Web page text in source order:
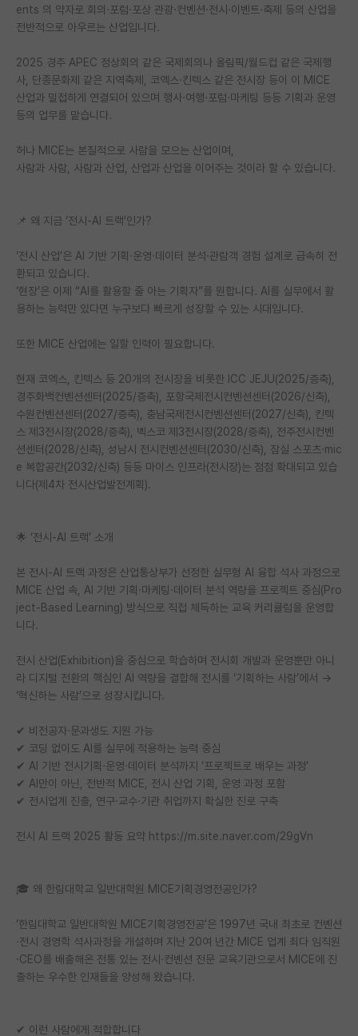
ents 의 약자로 회의·포럼·포상 관광·컨벤션·전시·이벤트·축제 등의 산업을
전반적으로 아우르는 산업입니다.
2025 경주 APEC 정상회의 같은 국제회의나 올림픽/월드컵 같은 국제행
사, 단종문화제 같은 지역축제, 코엑스·킨텍스 같은 전시장 등이 이 MICE
산업과 밀접하게 연결되어 있으며 행사·여행·포럼·마케팅 등등 기획과 운영
등의 업무를 맡습니다.
허나 MICE는 본질적으로 사람을 모으는 산업이며,
사람과 사람, 사람과 산업, 산업과 산업을 이어주는 것이라 할 수 있습니다.
📌 왜 지금 ‘전시-AI 트랙’인가?
‘전시 산업’은 AI 기반 기획·운영·데이터 분석·관람객 경험 설계로 급속히 전
환되고 있습니다.
‘현장’은 이제 “AI를 활용할 줄 아는 기획자”를 원합니다. AI를 실무에서 활
용하는 능력만 있다면 누구보다 빠르게 성장할 수 있는 시대입니다.
또한 MICE 산업에는 일할 인력이 필요합니다.
현재 코엑스, 킨텍스 등 20개의 전시장을 비롯한 ICC JEJU(2025/증축),
경주화백컨벤션센터(2025/증축), 포항국제전시컨벤션센터(2026/신축),
수원컨벤션센터(2027/증축), 충남국제전시컨벤션센터(2027/신축), 킨텍
스 제3전시장(2028/증축), 벡스코 제3전시장(2028/증축), 전주전시컨벤
션센터(2028/신축), 성남시 전시컨벤션센터(2030/신축), 잠실 스포츠·mic
e 복합공간(2032/신축) 등등 마이스 인프라(전시장)는 점점 확대되고 있습
니다(제4차 전시산업발전계획).
🌟 ‘전시-AI 트랙’ 소개
본 전시-AI 트랙 과정은 산업통상부가 선정한 실무형 AI 융합 석사 과정으로
MICE 산업 속, AI 기반 기획·마케팅·데이터 분석 역량을 프로젝트 중심(Pro
ject-Based Learning) 방식으로 직접 체득하는 교육 커리큘럼을 운영합
니다.
전시 산업(Exhibition)을 중심으로 학습하며 전시회 개발과 운영뿐만 아니
라 디지털 전환의 핵심인 AI 역량을 결합해 전시를 ‘기획하는 사람’에서 →
‘혁신하는 사람’으로 성장시킵니다.
✔ 비전공자·문과생도 지원 가능
✔ 코딩 없이도 AI를 실무에 적용하는 능력 중심
✔ AI 기반 전시기획·운영·데이터 분석까지 ‘프로젝트로 배우는 과정’
✔ AI만이 아닌, 전반적 MICE, 전시 산업 기획, 운영 과정 포함
✔ 전시업계 진출, 연구·교수·기관 취업까지 확실한 진로 구축
전시 AI 트랙 2025 활동 요약 https://m.site.naver.com/29gVn
🎓 왜 한림대학교 일반대학원 MICE기획경영전공인가?
‘한림대학교 일반대학원 MICE기획경영전공’은 1997년 국내 최초로 컨벤션
·전시 경영학 석사과정을 개설하며 지난 20여 년간 MICE 업계 최다 임직원
·CEO를 배출해온 전통 있는 전시·컨벤션 전문 교육기관으로서 MICE에 진
출하는 우수한 인재들을 양성해 왔습니다.
✔ 이런 사람에게 적합합니다